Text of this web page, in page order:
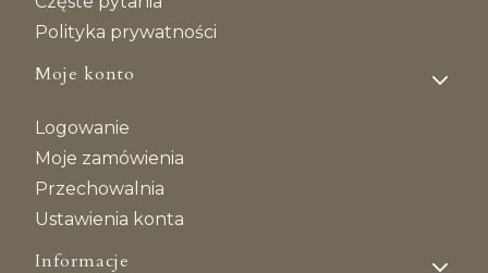
Polityka prywatności
Moje konto
Logowanie
Moje zamówienia
Przechowalnia
Ustawienia konta
Informacje